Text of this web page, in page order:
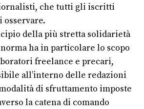
che tutti gli iscritti
osservare.
della più stretta solidarietà
ha in particolare lo scopo
freelance e precari,
all’interno delle redazioni
di sfruttamento imposte
la catena di comando